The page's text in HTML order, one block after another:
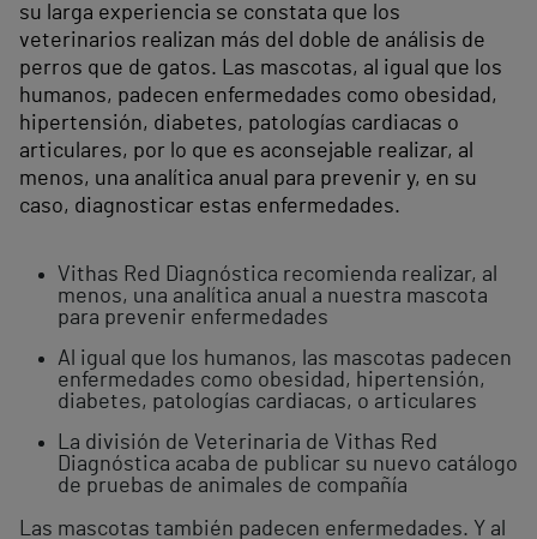
su larga experiencia se constata que los
veterinarios realizan más del doble de análisis de
perros que de gatos. Las mascotas, al igual que los
humanos, padecen enfermedades como obesidad,
hipertensión, diabetes, patologías cardiacas o
articulares, por lo que es aconsejable realizar, al
menos, una analítica anual para prevenir y, en su
caso, diagnosticar estas enfermedades.
Vithas Red Diagnóstica recomienda realizar, al
menos, una analítica anual a nuestra mascota
para prevenir enfermedades
Al igual que los humanos, las mascotas padecen
enfermedades como obesidad, hipertensión,
diabetes, patologías cardiacas, o articulares
La división de Veterinaria de Vithas Red
Diagnóstica acaba de publicar su nuevo catálogo
de pruebas de animales de compañía
Las mascotas también padecen enfermedades. Y al